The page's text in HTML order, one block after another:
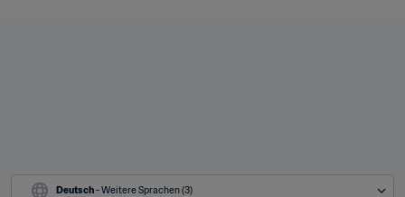
Deutsch - Weitere Sprachen (3)